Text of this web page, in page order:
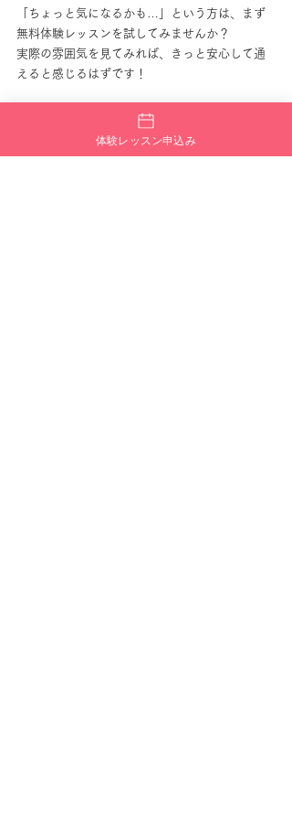
「ちょっと気になるかも…」という方は、まず
無料体験レッスンを試してみませんか？
実際の雰囲気を見てみれば、きっと安心して通
えると感じるはずです！
📲 無料体験予約はこちら（LINEで簡単予約）
🌐 FANTASY TRIBEの詳細はこちら
体験レッスン申込み